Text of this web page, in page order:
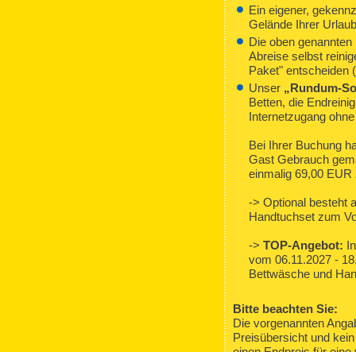
Ein eigener,
Gelände Ihrer
Die oben
Abreise selbst
Paket" entscheiden
Unser „Rundum-
Betten, die
Internetzugang
Bei Ihrer Buchung
Gast Gebrauch
einmalig 69,00 EUR
-> Optional besteht
Handtuchset zum
-> TOP-Angebot:
vom 06.11.2027 -
Bettwäsche und
Bitte beachten Sie:
Die vorgenannten
Preisübersicht und